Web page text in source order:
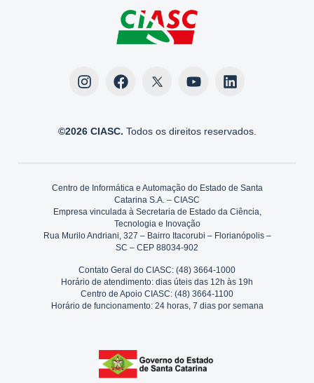
©2026 CIASC. Todos os direitos reservados.
Centro de Informática e Automação do Estado de Santa
Catarina S.A. – CIASC
Empresa vinculada à Secretaria de Estado da Ciência,
Tecnologia e Inovação
Rua Murilo Andriani, 327 – Bairro Itacorubi – Florianópolis –
SC – CEP 88034-902
Contato Geral do CIASC: (48) 3664-1000
Horário de atendimento: dias úteis das 12h às 19h
Centro de Apoio CIASC: (48) 3664-1100
Horário de funcionamento: 24 horas, 7 dias por semana